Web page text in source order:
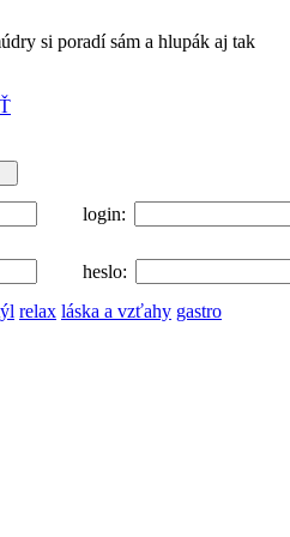
si poradí sám a hlupák aj tak
login:
heslo:
relax láska a vzťahy gastro